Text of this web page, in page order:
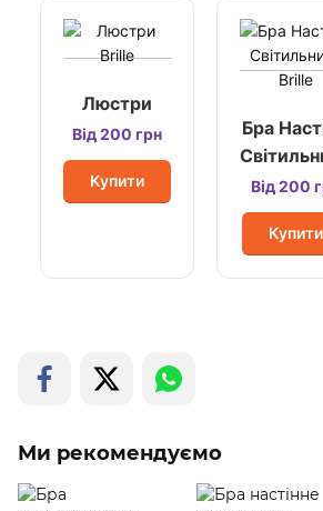
Люстри
Від 200 грн
Купити
Бра
Від 200
Купити
Ми рекомендуємо